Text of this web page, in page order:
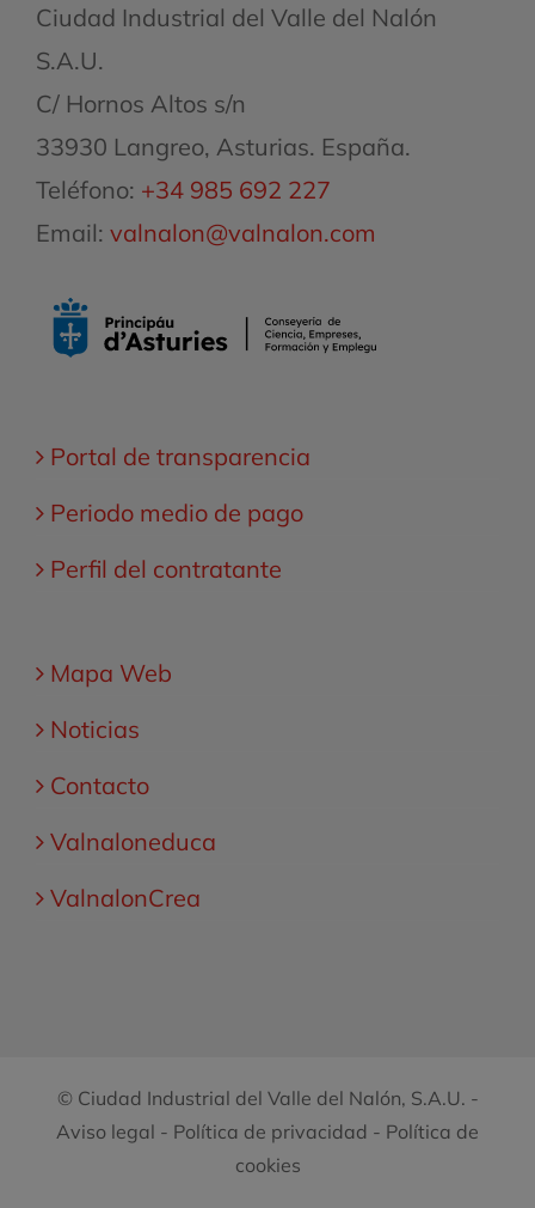
Ciudad Industrial del Valle del Nalón
S.A.U.
C/ Hornos Altos s/n
33930 Langreo, Asturias. España.
Teléfono: +34 985 692 227
Email: valnalon@valnalon.com
Portal de transparencia
Periodo medio de pago
Perfil del contratante
Mapa Web
Noticias
Contacto
Valnaloneduca
ValnalonCrea
© Ciudad Industrial del Valle del Nalón, S.A.U. -
Aviso legal - Política de privacidad - Política de
cookies